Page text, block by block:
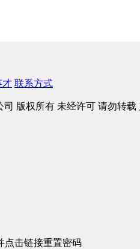
才 联系方式
司 版权所有 未经许可 请勿转载
点击链接重置密码